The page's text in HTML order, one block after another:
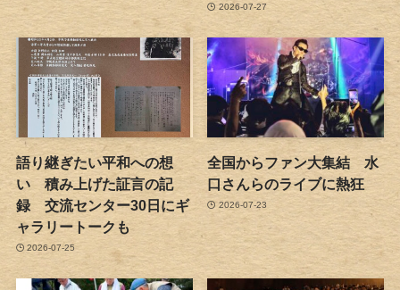
2026-07-27
語り継ぎたい平和への想
い 積み上げた証言の記
録 交流センター30日にギ
ャラリートークも
2026-07-25
全国からファン大集結 水
口さんらのライブに熱狂
2026-07-23